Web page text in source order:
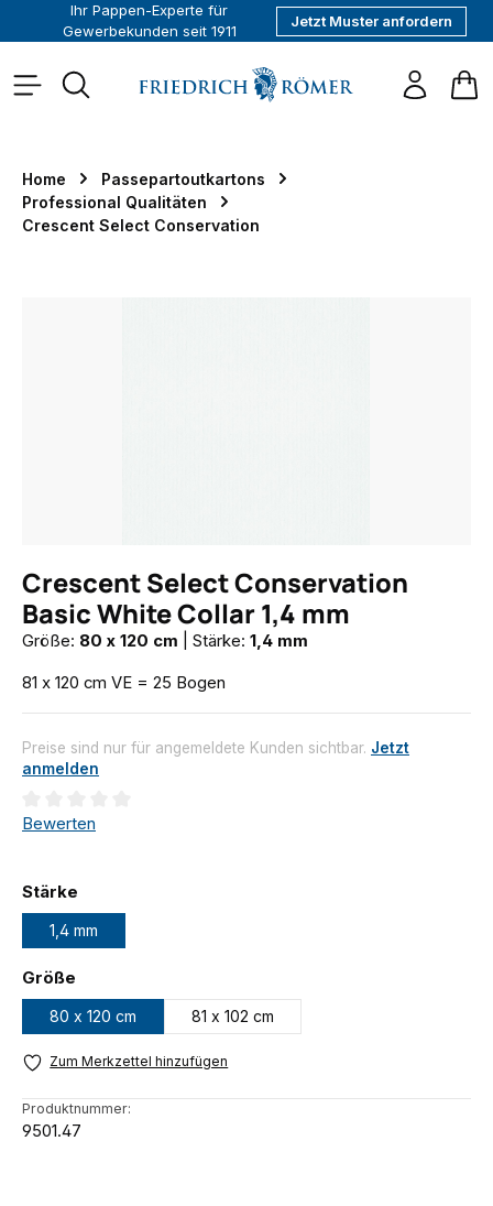
springen
Ihr Pappen-Experte für
Gewerbekunden seit 1911
Jetzt Muster anfordern
Home
Passepartoutkartons
Professional Qualitäten
Crescent Select Conservation
Crescent Select Conservation
Basic White Collar 1,4 mm
Größe: 80 x 120 cm Stärke: 1,4 mm
81 x 120 cm VE = 25 Bogen
Preise sind nur für angemeldete Kunden sichtbar. Jetzt
anmelden
Durchschnittliche Bewertung von 0 von 5 Sternen
Bewerten
Stärke
1,4 mm
Größe
80 x 120 cm 81 x 102 cm
Zum Merkzettel hinzufügen
Produktnummer:
9501.47